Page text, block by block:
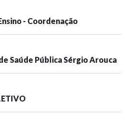
- Coordenação
Saúde Pública Sérgio Arouca